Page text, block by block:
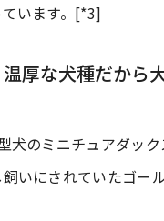
います。[*3]
厚な犬種だから
犬のミニチュアダッ
いにされていたゴー